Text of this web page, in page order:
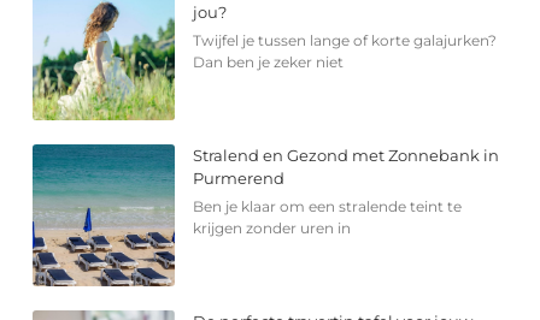
jou?
Twijfel je tussen lange of korte galajurken?
Dan ben je zeker niet
Stralend en Gezond met Zonnebank in
Purmerend
Ben je klaar om een stralende teint te
krijgen zonder uren in